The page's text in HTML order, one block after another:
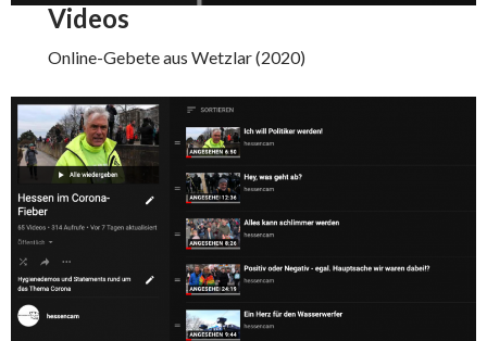
Videos
Online-Gebete aus Wetzlar (2020)